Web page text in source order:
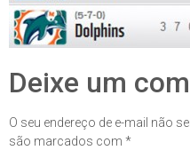
Deixe um
O seu endereço de e-mail não
são marcados com *